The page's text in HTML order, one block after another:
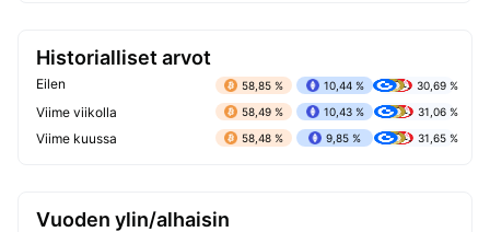
Historialliset arvot
Eilen 58,85 % 10,44 % 30,69 %
Viime viikolla 58,49 % 10,43 % 31,06 %
Viime kuussa 58,48 % 9,85 % 31,65 %
Vuoden ylin/alhaisin